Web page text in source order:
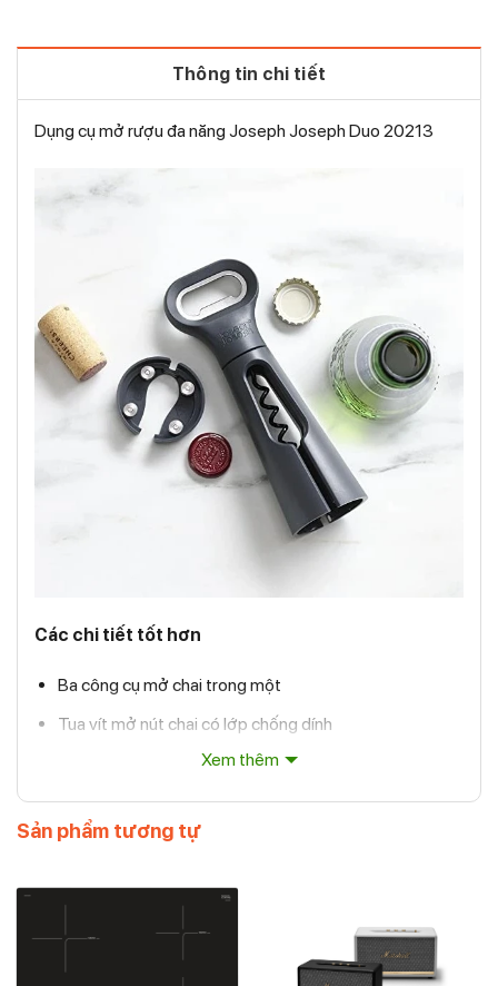
Thông tin chi tiết
Dụng cụ mở rượu đa năng Joseph Joseph Duo 20213
Các chi tiết tốt hơn
Ba công cụ mở chai trong một
Tua vít mở nút chai có lớp chống dính
Dao cắt giấy bạc tích hợp
Dụng cụ mở nắp chai bằng kim loại
Thiết kế nhỏ gọn, tiết kiệm không gian
Xem thêm
Sản phẩm tương tự